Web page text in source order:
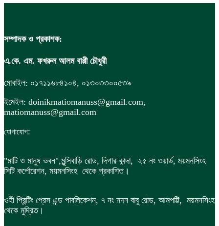
সম্পাদক ও প্রকাশক:
এ.কে. এম. ফখরুল আলম বাপ্পী চৌধুরী
মোবাইল: ০১৭১১৬৮৪১০৪, ০১৩০৩৩০০৫৩৯
ইমেইল: doinikmatiomanuss@gmail.com,
matiomanuss@gmail.com
যোগাযোগ:
"মাটি ও মানুষ ভবন",মুন্সিবাড়ি রোড, দিগার কান্দা, ২৫ নং ওয়ার্ড, ময়মনসিংহ
সিটি কর্পোরেশন, ময়মনসিংহ থেকে প্রকাশিত।
ওহী প্রিন্টিং প্রেস এন্ড পাবলিকেশন, ৭ নং মদন বাবু রোড, আমপট্টি, ময়মনসিংহ
থেকে মুদ্রিত।